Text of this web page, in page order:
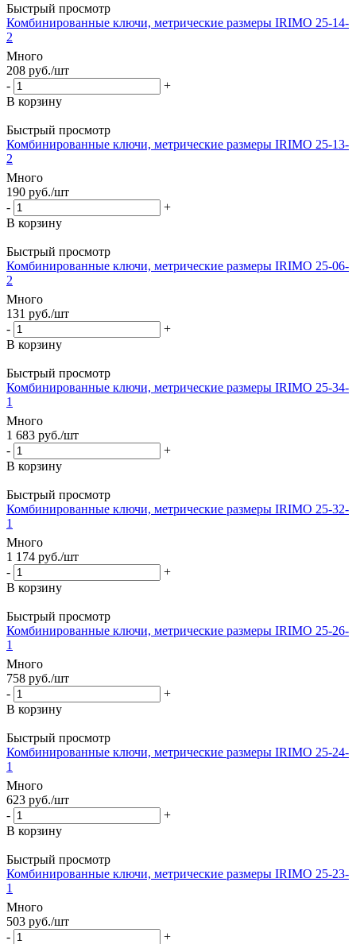
Быстрый просмотр
Комбинированные ключи, метрические размеры IRIMO 25-14-
2
Много
208 руб./шт
-
+
В корзину
Быстрый просмотр
Комбинированные ключи, метрические размеры IRIMO 25-13-
2
Много
190 руб./шт
-
+
В корзину
Быстрый просмотр
Комбинированные ключи, метрические размеры IRIMO 25-06-
2
Много
131 руб./шт
-
+
В корзину
Быстрый просмотр
Комбинированные ключи, метрические размеры IRIMO 25-34-
1
Много
1 683 руб./шт
-
+
В корзину
Быстрый просмотр
Комбинированные ключи, метрические размеры IRIMO 25-32-
1
Много
1 174 руб./шт
-
+
В корзину
Быстрый просмотр
Комбинированные ключи, метрические размеры IRIMO 25-26-
1
Много
758 руб./шт
-
+
В корзину
Быстрый просмотр
Комбинированные ключи, метрические размеры IRIMO 25-24-
1
Много
623 руб./шт
-
+
В корзину
Быстрый просмотр
Комбинированные ключи, метрические размеры IRIMO 25-23-
1
Много
503 руб./шт
-
+